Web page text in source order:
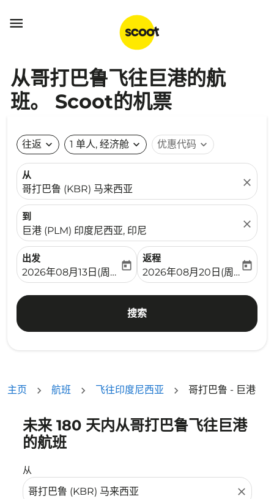

从哥打巴鲁飞往巨港的航
班。 Scoot的机票
往返 expand_more 1 单人, 经济舱 expand_more 优惠代码 expand_more
从
哥打巴鲁 (KBR) 马来西亚
close
到
巨港 (PLM) 印度尼西亚, 印尼
close
出发
fc-booking-departure-date-aria-label
2026年08月13日(周四)
today
返程
fc-booking-return-date-
2026年08月20日(周四)
today
搜索
主页 航班 飞往印度尼西亚 哥打巴鲁 - 巨港
未来 180 天内从哥打巴鲁飞往巨港
的航班
从
close
没有符合您的筛选条件的机票。请调整您的筛选条件。